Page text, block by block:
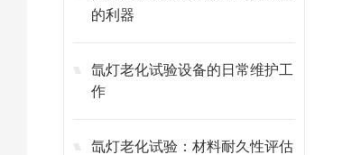
的利器
氙灯老化试验设备的日常维护工
作
氙灯老化试验：材料耐久性评估